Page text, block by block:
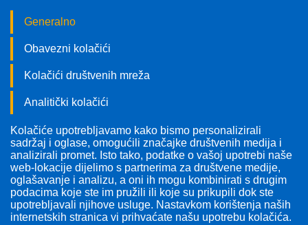
Pratite nas!
Generalno
Obavezni kolačići
Kolačići društvenih mreža
Analitički kolačići
Kolačiće upotrebljavamo kako bismo personalizirali
sadržaj i oglase, omogućili značajke društvenih medija i
analizirali promet. Isto tako, podatke o vašoj upotrebi naše
web-lokacije dijelimo s partnerima za društvene medije,
oglašavanje i analizu, a oni ih mogu kombinirati s drugim
podacima koje ste im pružili ili koje su prikupili dok ste
upotrebljavali njihove usluge. Nastavkom korištenja naših
internetskih stranica vi prihvaćate našu upotrebu kolačića.